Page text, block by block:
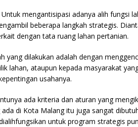
Untuk mengantisipasi adanya alih fungsi
beberapa langkah strategis.
dengan tata ruang lahan pertanian.
yang dilakukan adalah dengan
lahan, ataupun kepada masyarakat
usahanya.
ada kriteria dan aturan yang
di Kota Malang itu juga sangat
untuk program strategis